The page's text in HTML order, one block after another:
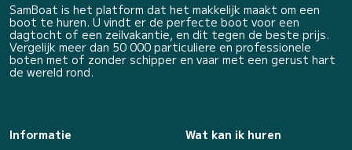
SamBoat is het platform dat het makkelijk maakt om een
boot te huren. U vindt er de perfecte boot voor een
dagtocht of een zeilvakantie, en dit tegen de beste prijs.
Vergelijk meer dan 50 000 particuliere en professionele
boten met of zonder schipper en vaar met een gerust hart
de wereld rond.
Informatie
Wat kan ik huren